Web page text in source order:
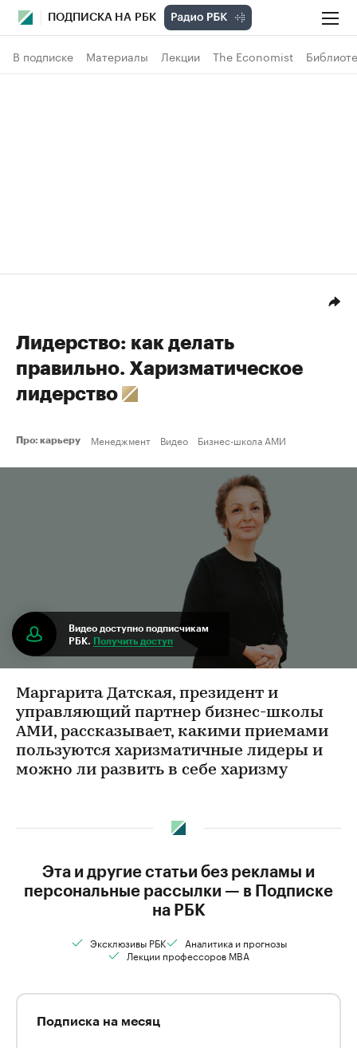
ПОДПИСКА НА РБК
В подписке Материалы Лекции The Economist
Лидерство: как делать
правильно. Харизматическое
лидерство
Про: карьеру Менеджмент Видео Бизнес-школа АМИ
Видео доступно подписчикам
РБК. Получить доступ
Маргарита Датская, президент и
управляющий партнер бизнес-школы
АМИ, рассказывает, какими приемами
пользуются харизматичные лидеры и
можно ли развить в себе харизму
Эта и другие статьи без рекламы и
персональные рассылки — в Подписке
на РБК
Эксклюзивы РБК
Аналитика и прогнозы
Лекции профессоров MBA
Подписка на месяц